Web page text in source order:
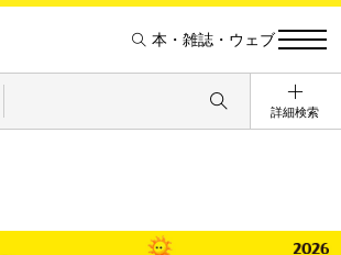
本・雑誌・ウェブ
詳細検索